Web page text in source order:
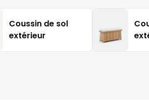
Coussin de sol
extérieur